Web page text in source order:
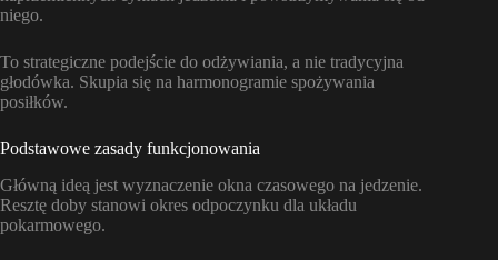
niego.
To strategiczne podejście do odżywiania, a nie tradycyjna
głodówka. Skupia się na harmonogramie spożywania
posiłków.
Podstawowe zasady funkcjonowania
Główną ideą jest wyznaczenie okna czasowego na jedzenie.
Resztę doby stanowi okres odpoczynku dla układu
pokarmowego.